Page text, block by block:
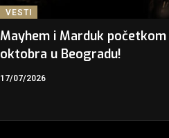
VESTI
Mayhem i Marduk početkom
oktobra u Beogradu!
17/07/2026